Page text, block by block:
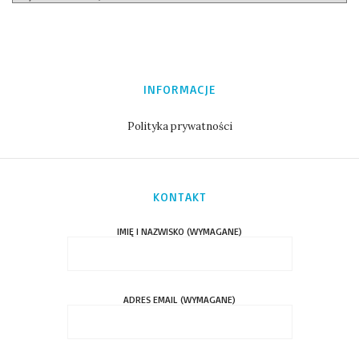
INFORMACJE
Polityka prywatności
KONTAKT
IMIĘ I NAZWISKO (WYMAGANE)
ADRES EMAIL (WYMAGANE)